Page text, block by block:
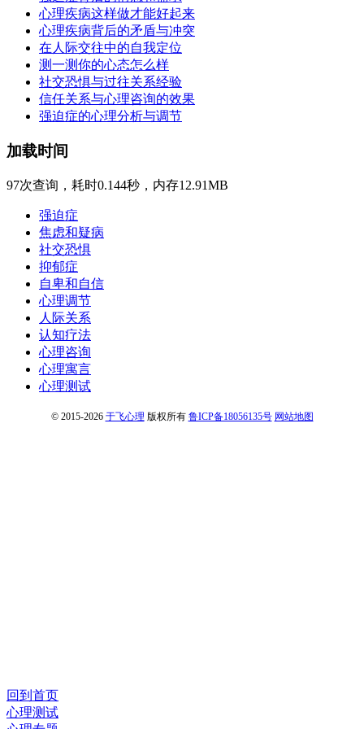
心理疾病这样做才能好起来
心理疾病背后的矛盾与冲突
在人际交往中的自我定位
测一测你的心态怎么样
社交恐惧与过往关系经验
信任关系与心理咨询的效果
强迫症的心理分析与调节
加载时间
97次查询，耗时0.144秒，内存12.91MB
强迫症
焦虑和疑病
社交恐惧
抑郁症
自卑和自信
心理调节
人际关系
认知疗法
心理咨询
心理寓言
心理测试
© 2015-2026 于飞心理 版权所有 鲁ICP备18056135号 网站地图
回到首页
心理测试